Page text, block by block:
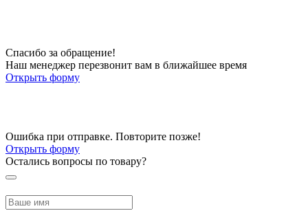
Спасибо за обращение!
Наш менеджер перезвонит вам в ближайшее время
Открыть форму
Ошибка при отправке. Повторите позже!
Открыть форму
Остались вопросы по товару?